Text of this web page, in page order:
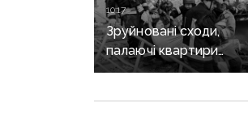
10:17
Зруйновані сходи,
палаючі квартири
й провалля під ногами: